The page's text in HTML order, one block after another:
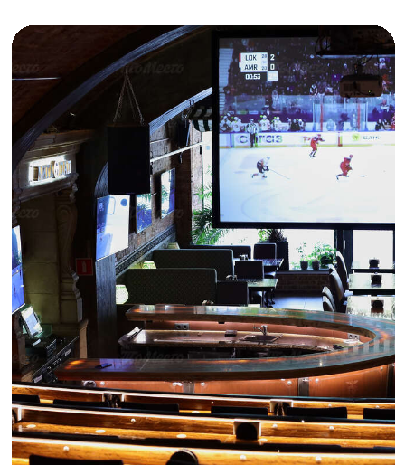
с неожиданными названиями, например,
StalinStout. Во время важных матчей заведение
превращается в спортбар — с двумя большими
экранами и шестью ТВ-зонами.